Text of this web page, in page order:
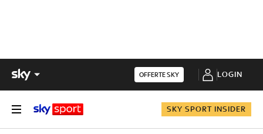
OFFERTE SKY LOGIN
SKY SPORT INSIDER